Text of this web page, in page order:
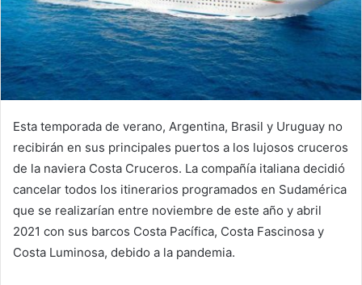
Esta temporada de verano, Argentina, Brasil y Uruguay no
recibirán en sus principales puertos a los lujosos cruceros
de la naviera Costa Cruceros. La compañía italiana decidió
cancelar todos los itinerarios programados en Sudamérica
que se realizarían entre noviembre de este año y abril
2021 con sus barcos Costa Pacífica, Costa Fascinosa y
Costa Luminosa, debido a la pandemia.